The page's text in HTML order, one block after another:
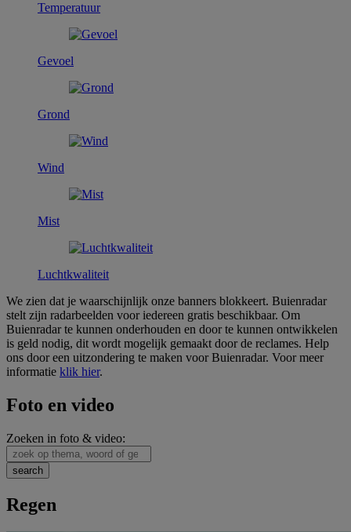
Temperatuur
Gevoel
Grond
Wind
Mist
Luchtkwaliteit
We zien dat je waarschijnlijk onze banners blokkeert. Buienradar
stelt zijn radarbeelden voor iedereen gratis beschikbaar. Om
Buienradar te kunnen onderhouden en door te kunnen ontwikkelen
is geld nodig, dit wordt mogelijk gemaakt door de reclames. Help
ons door een uitzondering te maken voor Buienradar. Voor meer
informatie klik hier.
Foto en video
Zoeken in foto & video:
Regen